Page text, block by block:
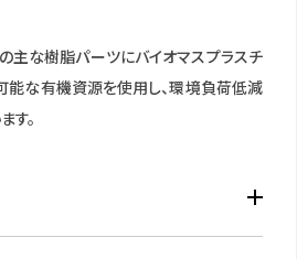
の主な樹脂パーツにバイオマスプラスチ
能な有機資源を使用し、環境負荷低減
す。